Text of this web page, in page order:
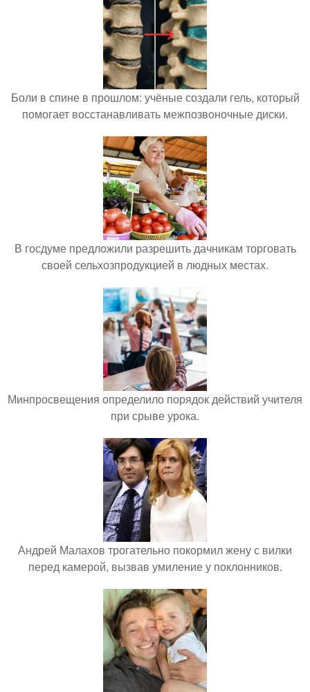
Боли в спине в прошлом: учёные создали гель, который
помогает восстанавливать межпозвоночные диски.
В госдуме предложили разрешить дачникам торговать
своей сельхозпродукцией в людных местах.
Минпросвещения определило порядок действий учителя
при срыве урока.
Андрей Малахов трогательно покормил жену с вилки
перед камерой, вызвав умиление у поклонников.